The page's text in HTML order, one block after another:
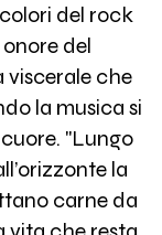
del rock
del
viscerale che
la musica si
"Lungo
la
carne da